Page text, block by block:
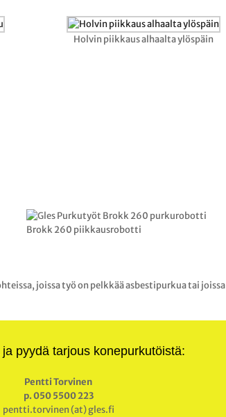
Holvin piikkaus alhaalta ylöspäin
Brokk 260 piikkausrobotti
joissa työ on pelkkää asbestipurkua tai joissa
pyydä tarjous konepurkutöistä:
Pentti Torvinen
p. 050 5500 223
pentti.torvinen (at) gles.fi